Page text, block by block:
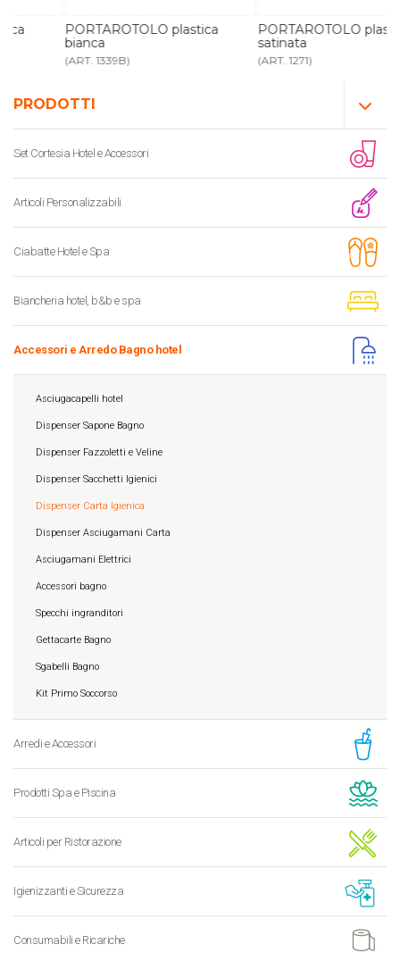
PRODOTTI
Set Cortesia Hotel e Accessori
Articoli Personalizzabili
Ciabatte Hotel e Spa
Biancheria hotel, b&b e spa
Accessori e Arredo Bagno hotel
Asciugacapelli hotel
Dispenser Sapone Bagno
Dispenser Fazzoletti e Veline
Dispenser Sacchetti Igienici
Dispenser Carta Igienica
Dispenser Asciugamani Carta
Asciugamani Elettrici
Accessori bagno
Specchi ingranditori
Gettacarte Bagno
Sgabelli Bagno
Kit Primo Soccorso
Arredi e Accessori
Prodotti Spa e Piscina
Articoli per Ristorazione
Igienizzanti e Sicurezza
Consumabili e Ricariche
PORTAROTOLO plastica
(ART. 1339B)
PORTAROTOLO plastica
(ART. 1271)